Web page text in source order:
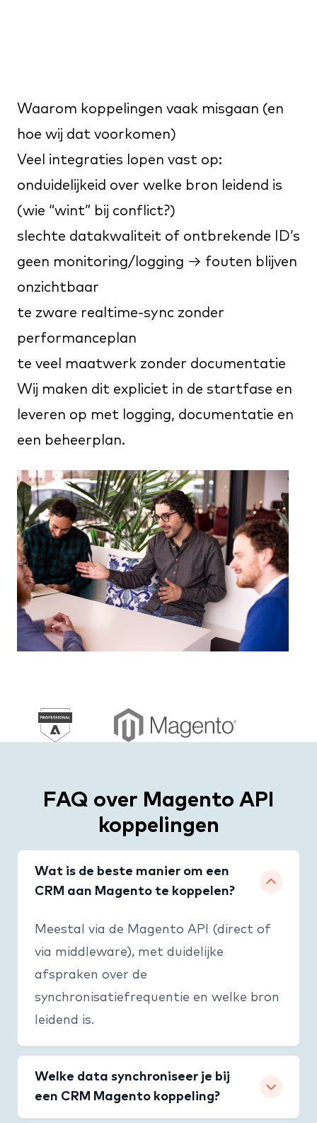
Waarom koppelingen vaak misgaan (en
hoe wij dat voorkomen)
Veel integraties lopen vast op:
onduidelijkeid over welke bron leidend is
(wie “wint” bij conflict?)
slechte datakwaliteit of ontbrekende ID’s
geen monitoring/logging → fouten blijven
onzichtbaar
te zware realtime-sync zonder
performanceplan
te veel maatwerk zonder documentatie
Wij maken dit expliciet in de startfase en
leveren op met logging, documentatie en
een beheerplan.
FAQ over Magento API
koppelingen
Wat is de beste manier om een
CRM aan Magento te koppelen?
Meestal via de Magento API (direct of
via middleware), met duidelijke
afspraken over de
synchronisatiefrequentie en welke bron
leidend is.
Welke data synchroniseer je bij
een CRM Magento koppeling?